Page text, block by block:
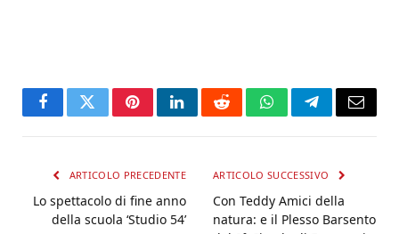
FacebookTwitterPinterestLinkedInRedditWhatsAppTelegramEmail
ARTICOLO PRECEDENTE
Lo spettacolo di fine anno
della scuola ‘Studio 54’
ARTICOLO SUCCESSIVO
Con Teddy Amici della
natura: e il Plesso Barsento